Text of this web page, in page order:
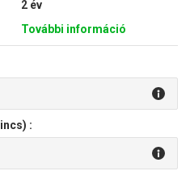
2 év
További információ
: